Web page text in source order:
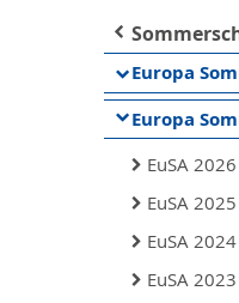
Europa
Europa
EuSA 2026
EuSA 2025
EuSA 2024
EuSA 2023